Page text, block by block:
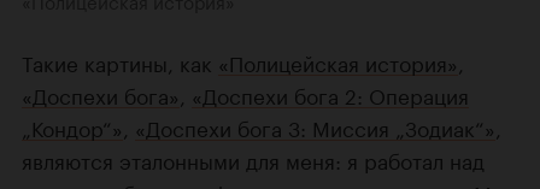
Такие картины, как «Полицейская история»,
«Доспехи бога», «Доспехи бога 2: Операция
„Кондор“», «Доспехи бога 3: Миссия „Зодиак“»,
являются эталонными для меня: я работал над